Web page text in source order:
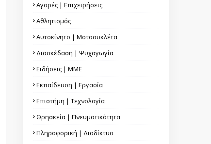
Αγορές | Επιχειρήσεις
Αθλητισμός
Αυτοκίνητο | Μοτοσυκλέτα
Διασκέδαση | Ψυχαγωγία
Ειδήσεις | ΜΜΕ
Εκπαίδευση | Εργασία
Επιστήμη | Τεχνολογία
Θρησκεία | Πνευματικότητα
Πληροφορική | Διαδίκτυο